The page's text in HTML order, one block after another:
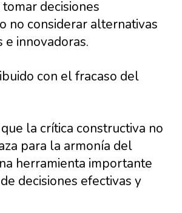
decisiones
no considerar alternativas
e innovadoras.
con el fracaso del
la crítica constructiva no
para la armonía del
herramienta importante
decisiones efectivas y